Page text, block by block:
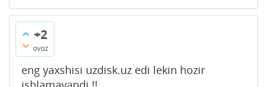
+2
ovoz
eng yaxshisi uzdisk.uz edi lekin hozir